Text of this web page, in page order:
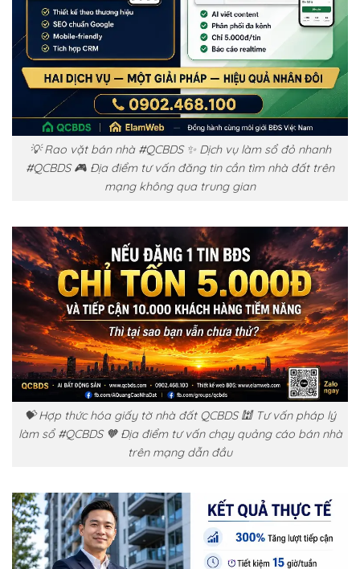
💡 Rao vặt bán nhà #QCBDS ✨ Dịch vụ làm sổ đỏ nhanh
#QCBDS 🎮 Địa điểm tư vấn đăng tin cần tìm nhà đất trên
mạng không qua trung gian
💝 Hợp thức hóa giấy tờ nhà đất QCBDS 🕍 Tư vấn pháp lý
làm sổ #QCBDS 🧡 Địa điểm tư vấn chạy quảng cáo bán nhà
trên mạng dẫn đầu